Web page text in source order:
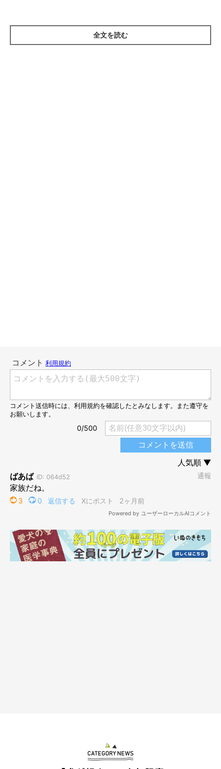
を終えて出てきたときの様子です。むぎはパパと外で待っていて
くれたのですが、5分ぶりの再会でも“笑顔”で出迎え喜んでくれ
＠mugi_maltipoo
り返る飼い主さん。むぎくんとの暮らしも、もうすぐ1年を迎え
るそうですが、近頃はこうした行動をとることも増えてきたのだ
「“笑顔”を見せてくれたり、お散歩で疲れると抱っこをリクエス
トしてきたりと、お迎えした当初と比べると、心を許してくれて
いるなと感じることが増えました」
全文を読む